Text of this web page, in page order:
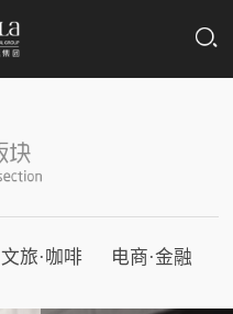
文旅·咖啡 电商·金融